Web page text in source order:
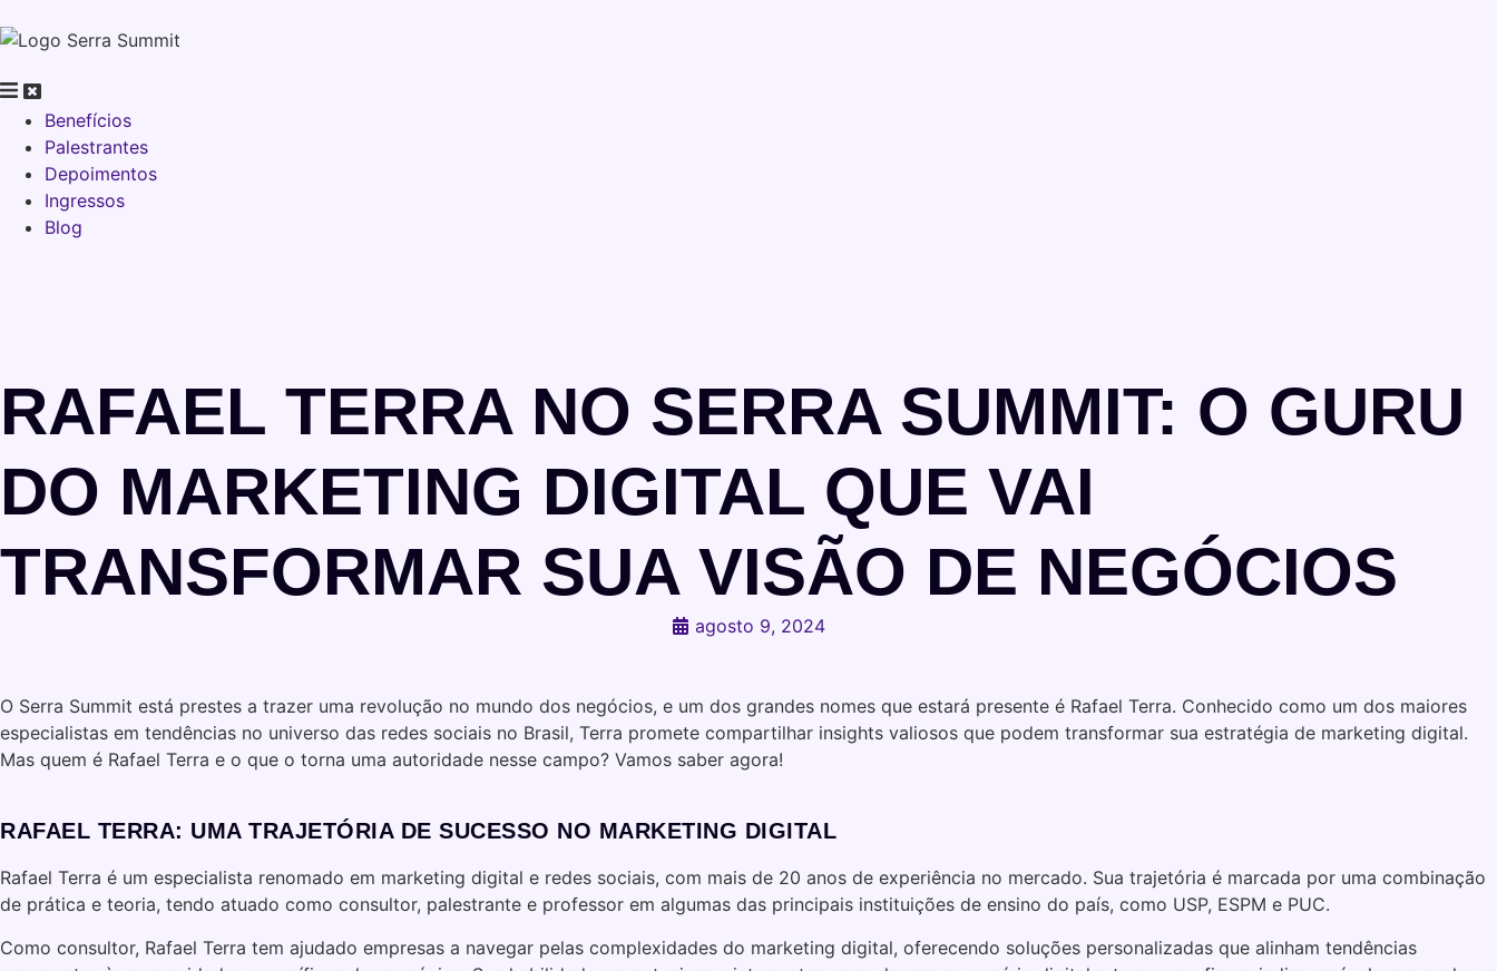
Benefícios
Palestrantes
Depoimentos
Ingressos
Blog
RAFAEL TERRA NO SERRA SUMMIT: O GURU
DO MARKETING DIGITAL QUE VAI
TRANSFORMAR SUA VISÃO DE NEGÓCIOS
agosto 9, 2024
O Serra Summit está prestes a trazer uma revolução no mundo dos negócios, e um dos grandes nomes que estará presente é Rafael Terra. Conhecido como um dos maiores
especialistas em tendências no universo das redes sociais no Brasil, Terra promete compartilhar insights valiosos que podem transformar sua estratégia de marketing digital.
Mas quem é Rafael Terra e o que o torna uma autoridade nesse campo? Vamos saber agora!
RAFAEL TERRA: UMA TRAJETÓRIA DE SUCESSO NO MARKETING DIGITAL
Rafael Terra é um especialista renomado em marketing digital e redes sociais, com mais de 20 anos de experiência no mercado. Sua trajetória é marcada por uma combinação
de prática e teoria, tendo atuado como consultor, palestrante e professor em algumas das principais instituições de ensino do país, como USP, ESPM e PUC.
Como consultor, Rafael Terra tem ajudado empresas a navegar pelas complexidades do marketing digital, oferecendo soluções personalizadas que alinham tendências